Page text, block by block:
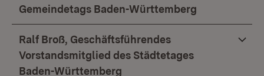
Gemeindetags Baden-Württemberg
Ralf Broß, Geschäftsführendes
Vorstandsmitglied des Städtetages
Baden-Württemberg